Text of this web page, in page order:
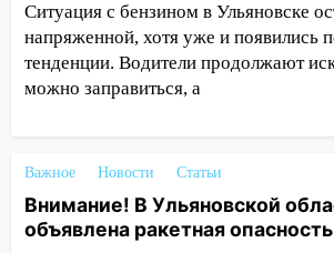
11:30 Кабмин РФ разрешил
2027 года импорт, выпуск и
бензина Евро 2, Евро 3,
Соцсети: на
10:27
Где есть бензин в
днем 6 августа: список АЗС
10:16
Внимание! В
Ситуация с бензином в Ульяновске
напряженной, хотя уже и появились
тенденции. Водители продолжают
можно заправиться, а
Важное Новости Статьи
Внимание! В Ульяновской
объявлена ракетная опасность